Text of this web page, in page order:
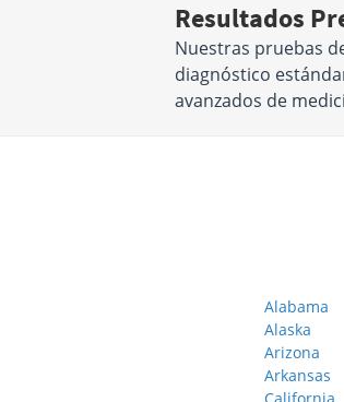
Resultados
Nuestras pruebas
diagnóstico
avanzados de
Alabama
Alaska
Arizona
Arkansas